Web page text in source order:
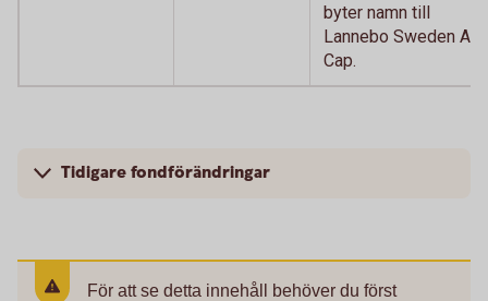
byter namn till
Lannebo Sweden All
Cap.
Tidigare fondförändringar
För att se detta innehåll behöver du först